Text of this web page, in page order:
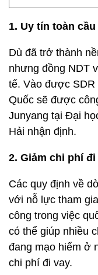
1. Uy tín toàn cầu
Dù đã trở thành
nhưng đồng NDT
tế. Vào được SDR
Quốc sẽ được
Junyang tại Đại
Hải nhận định.
2. Giảm chi phí đi
Các quy định về
với nỗ lực tham
công trong việc
có thể giúp nhiều
đang mạo hiểm ở
chi phí đi vay.